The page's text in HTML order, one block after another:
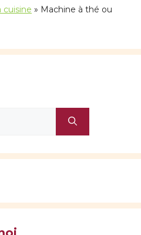
cuisine » Machine à thé ou